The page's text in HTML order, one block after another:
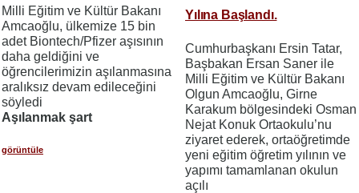
Milli Eğitim ve Kültür Bakanı
Amcaoğlu, ülkemize 15 bin
adet Biontech/Pfizer aşısının
daha geldiğini ve
öğrencilerimizin aşılanmasına
aralıksız devam edileceğini
söyledi
Aşılanmak şart
görüntüle
Yılına Başlandı.
Cumhurbaşkanı Ersin Tatar,
Başbakan Ersan Saner ile
Milli Eğitim ve Kültür Bakanı
Olgun Amcaoğlu, Girne
Karakum bölgesindeki Osman
Nejat Konuk Ortaokulu’nu
ziyaret ederek, ortaöğretimde
yeni eğitim öğretim yılının ve
yapımı tamamlanan okulun
açılı